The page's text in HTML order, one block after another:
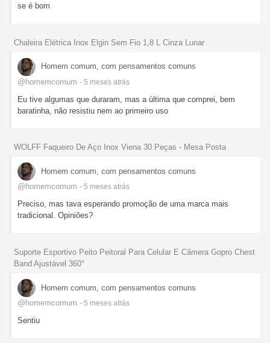
se é bom
Chaleira Elétrica Inox Elgin Sem Fio 1,8 L Cinza Lunar
Homem comum, com pensamentos comuns
@homemcomum - 5 meses atrás
Eu tive algumas que duraram, mas a última que comprei, bem
baratinha, não resistiu nem ao primeiro uso
WOLFF Faqueiro De Aço Inox Viena 30 Peças - Mesa Posta
Homem comum, com pensamentos comuns
@homemcomum - 5 meses atrás
Preciso, mas tava esperando promoção de uma marca mais
tradicional. Opiniões?
Suporte Esportivo Peito Peitoral Para Celular E Câmera Gopro Chest
Band Ajustável 360°
Homem comum, com pensamentos comuns
@homemcomum - 5 meses atrás
Sentiu